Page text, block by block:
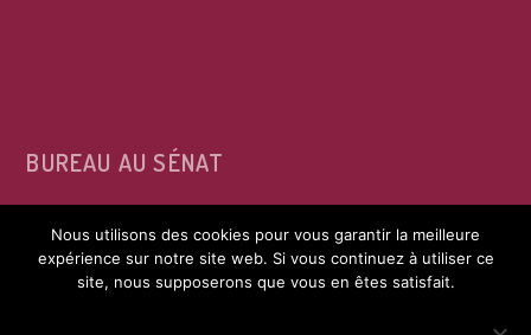
BUREAU AU SÉNAT
15, rue de Vaugirard – 75291 Paris Cedex 06 – Tél. 01 42 34
39 60Nous utilisons des cookies pour vous garantir la meilleure
expérience sur notre site web. Si vous continuez à utiliser ce
site, nous supposerons que vous en êtes satisfait.